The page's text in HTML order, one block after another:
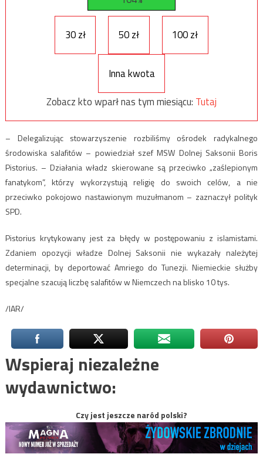
30 zł 50 zł 100 zł
Inna kwota
Zobacz kto wparł nas tym miesiącu: Tutaj
– Delegalizując stowarzyszenie rozbiliśmy ośrodek radykalnego
środowiska salafitów – powiedział szef MSW Dolnej Saksonii Boris
Pistorius. – Działania władz skierowane są przeciwko „zaślepionym
fanatykom”, którzy wykorzystują religię do swoich celów, a nie
przeciwko pokojowo nastawionym muzułmanom – zaznaczył polityk
SPD.
Pistorius krytykowany jest za błędy w postępowaniu z islamistami.
Zdaniem opozycji władze Dolnej Saksonii nie wykazały należytej
determinacji, by deportować Amriego do Tunezji. Niemieckie służby
specjalne szacują liczbę salafitów w Niemczech na blisko 10 tys.
/IAR/
Wspieraj niezależne
wydawnictwo:
Czy jest jeszcze naród polski?